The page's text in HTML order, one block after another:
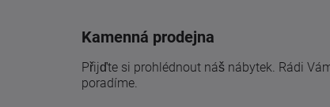
Kamenná prodejna
Přijďte si prohlédnout náš nábytek. Rádi
poradíme.